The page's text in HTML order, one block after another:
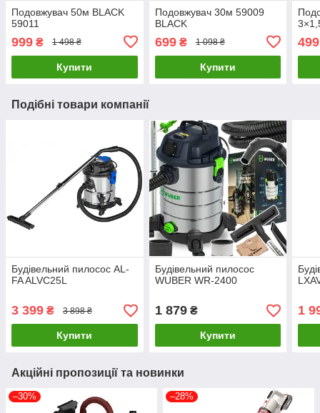
Подовжувач 50м BLACK
59011
999 ₴ 1 498 ₴
Купити
Подовжувач 30м 59009
BLACK
699₴ 1 098 ₴
Купити
499
Подібні товари компанії
Будівельний пилосос AL-
FA ALVC25L
3 399 ₴ 3 898 ₴
Купити
Будівельний пилосос
WUBER WR-2400
1 879₴
Купити
1
Акційні пропозиції та новинки
–30% –28%